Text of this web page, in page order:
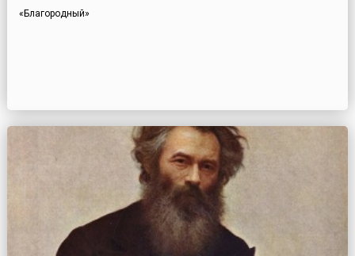
«Благородный»